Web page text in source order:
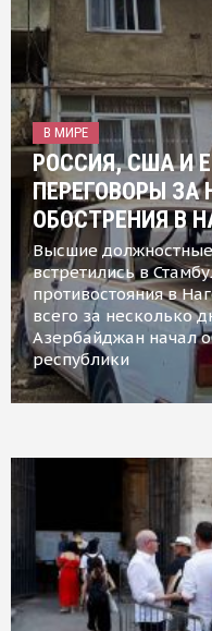
В МИРЕ
РОССИЯ, США И
ПЕРЕГОВОРЫ ЗА
ОБОСТРЕНИЯ В
Высшие
встретились в
противостояния в
всего за несколько
Азербайджан начал
республики